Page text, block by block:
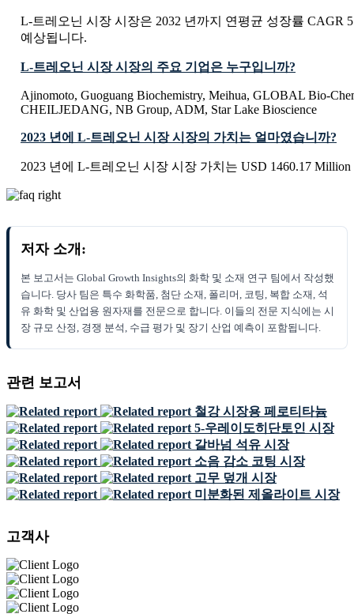
L-트레오닌 시장 시장은 2032 년까지 연평균 성장률 CAGR
예상됩니다.
L-트레오닌 시장 시장의 주요 기업은 누구입니까?
Ajinomoto, Guoguang Biochemistry, Meihua, GLOBAL Bio-
CHEILJEDANG, NB Group, ADM, Star Lake Bioscience
2023 년에 L-트레오닌 시장 시장의 가치는 얼마였습니까?
2023 년에 L-트레오닌 시장 시장 가치는 USD 1460.17
저자 소개:
본 보고서는 Global Growth Insights의 화학 및 소재 연구 팀에서 작성했
습니다. 당사 팀은 특수 화학품, 첨단 소재, 폴리머, 코팅, 복합 소재, 석
유 화학 및 산업용 원자재를 전문으로 합니다. 이들의 전문 지식에는 시
장 규모 산정, 경쟁 분석, 수급 평가 및 장기 산업 예측이 포함됩니다.
관련 보고서
철강 시장용 페로티타늄
5-우레이도히단토인 시장
갈바넘 석유 시장
소음 감소 코팅 시장
고무 덮개 시장
미분화된 제올라이트 시장
고객사